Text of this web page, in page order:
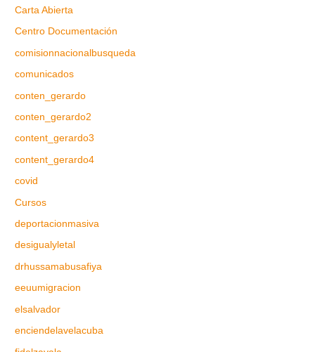
Carta Abierta
Centro Documentación
comisionnacionalbusqueda
comunicados
conten_gerardo
conten_gerardo2
content_gerardo3
content_gerardo4
covid
Cursos
deportacionmasiva
desigualyletal
drhussamabusafiya
eeuumigracion
elsalvador
enciendelavelacuba